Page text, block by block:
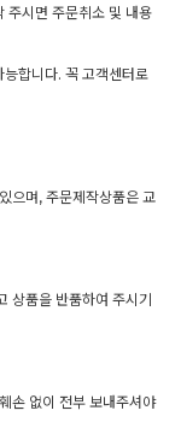
주시면 주문취소 및 내용
능합니다. 꼭 고객센터로
으며, 주문제작상품은 교
상품을 반품하여 주시기
손 없이 전부 보내주셔야